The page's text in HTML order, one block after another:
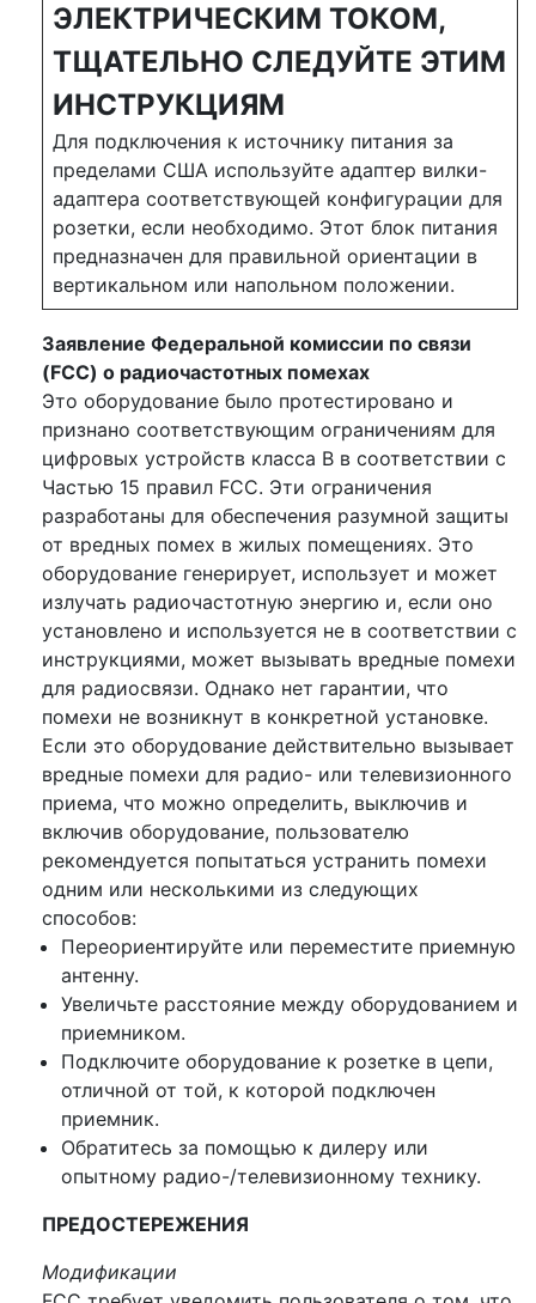
ЭЛЕКТРИЧЕСКИМ ТОКОМ,
ТЩАТЕЛЬНО СЛЕДУЙТЕ ЭТИМ
ИНСТРУКЦИЯМ
Для подключения к источнику питания за
пределами США используйте адаптер вилки-
адаптера соответствующей конфигурации для
розетки, если необходимо. Этот блок питания
предназначен для правильной ориентации в
вертикальном или напольном положении.
Заявление Федеральной комиссии по связи
(FCC) о радиочастотных помехах
Это оборудование было протестировано и
признано соответствующим ограничениям для
цифровых устройств класса B в соответствии с
Частью 15 правил FCC. Эти ограничения
разработаны для обеспечения разумной защиты
от вредных помех в жилых помещениях. Это
оборудование генерирует, использует и может
излучать радиочастотную энергию и, если оно
установлено и используется не в соответствии с
инструкциями, может вызывать вредные помехи
для радиосвязи. Однако нет гарантии, что
помехи не возникнут в конкретной установке.
Если это оборудование действительно вызывает
вредные помехи для радио- или телевизионного
приема, что можно определить, выключив и
включив оборудование, пользователю
рекомендуется попытаться устранить помехи
одним или несколькими из следующих
способов:
Переориентируйте или переместите приемную
антенну.
Увеличьте расстояние между оборудованием и
приемником.
Подключите оборудование к розетке в цепи,
отличной от той, к которой подключен
приемник.
Обратитесь за помощью к дилеру или
опытному радио-/телевизионному технику.
ПРЕДОСТЕРЕЖЕНИЯ
Модификации